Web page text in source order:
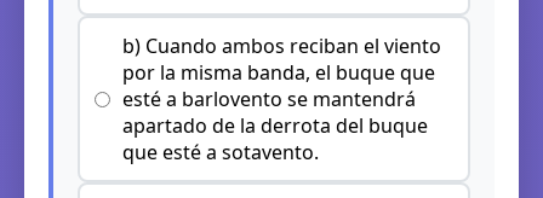
b) Cuando ambos reciban el viento
por la misma banda, el buque que
esté a barlovento se mantendrá
apartado de la derrota del buque
que esté a sotavento.